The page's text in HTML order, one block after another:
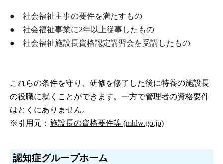
● 社会福祉主事の要件を満たすもの
● 社会福祉事業に2年以上従事したもの
● 社会福祉施設長資格認定講習会を受講したもの
これらの条件を守り、研修を修了した後に特養の施設長
の役職に就くことができます。一方で管理者の資格要件
はとくにありません。
※引用元： 施設長の資格要件等 (mhlw.go.jp)
認知症グループホーム